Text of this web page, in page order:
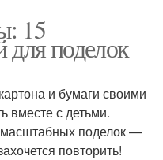
15
для поделок
и бумаги своими
вместе с детьми.
поделок —
повторить!